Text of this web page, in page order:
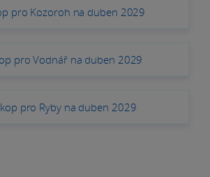
pro Kozoroh na duben 2029
pro Vodnář na duben 2029
pro Ryby na duben 2029